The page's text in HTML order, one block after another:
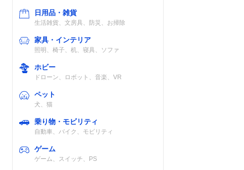
日用品・雑貨
生活雑貨、文房具、防災、お掃除
家具・インテリア
照明、椅子、机、寝具、ソファ
ホビー
ドローン、ロボット、音楽、VR
ペット
犬、猫
乗り物・モビリティ
自動車、バイク、モビリティ
ゲーム
ゲーム、スイッチ、PS